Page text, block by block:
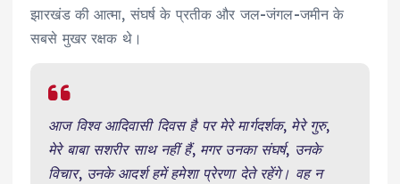
झारखंड की आत्मा, संघर्ष के प्रतीक और जल-जंगल-जमीन के
सबसे मुखर रक्षक थे।
आज विश्व आदिवासी दिवस है पर मेरे मार्गदर्शक, मेरे गुरु,
मेरे बाबा सशरीर साथ नहीं हैं, मगर उनका संघर्ष, उनके
विचार, उनके आदर्श हमें हमेशा प्रेरणा देते रहेंगे। वह न